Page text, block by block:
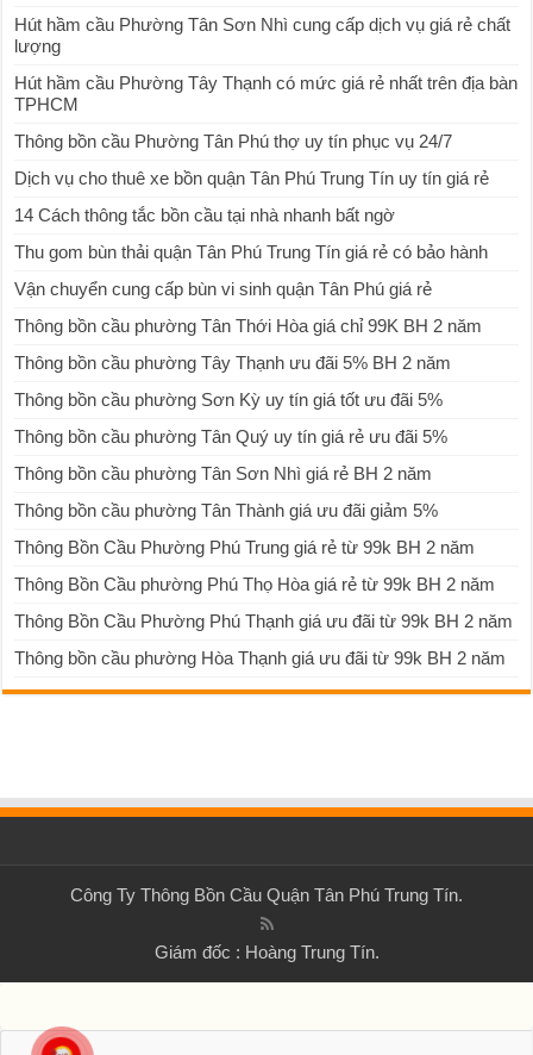
Hút hầm cầu Phường Tân Sơn Nhì cung cấp dịch vụ giá rẻ chất
lượng
Hút hầm cầu Phường Tây Thạnh có mức giá rẻ nhất trên địa bàn
TPHCM
Thông bồn cầu Phường Tân Phú thợ uy tín phục vụ 24/7
Dịch vụ cho thuê xe bồn quận Tân Phú Trung Tín uy tín giá rẻ
14 Cách thông tắc bồn cầu tại nhà nhanh bất ngờ
Thu gom bùn thải quận Tân Phú Trung Tín giá rẻ có bảo hành
Vận chuyển cung cấp bùn vi sinh quận Tân Phú giá rẻ
Thông bồn cầu phường Tân Thới Hòa giá chỉ 99K BH 2 năm
Thông bồn cầu phường Tây Thạnh ưu đãi 5% BH 2 năm
Thông bồn cầu phường Sơn Kỳ uy tín giá tốt ưu đãi 5%
Thông bồn cầu phường Tân Quý uy tín giá rẻ ưu đãi 5%
Thông bồn cầu phường Tân Sơn Nhì giá rẻ BH 2 năm
Thông bồn cầu phường Tân Thành giá ưu đãi giảm 5%
Thông Bồn Cầu Phường Phú Trung giá rẻ từ 99k BH 2 năm
Thông Bồn Cầu phường Phú Thọ Hòa giá rẻ từ 99k BH 2 năm
Thông Bồn Cầu Phường Phú Thạnh giá ưu đãi từ 99k BH 2 năm
Thông bồn cầu phường Hòa Thạnh giá ưu đãi từ 99k BH 2 năm
Công Ty Thông Bồn Cầu Quận Tân Phú Trung Tín.
Giám đốc : Hoàng Trung Tín.